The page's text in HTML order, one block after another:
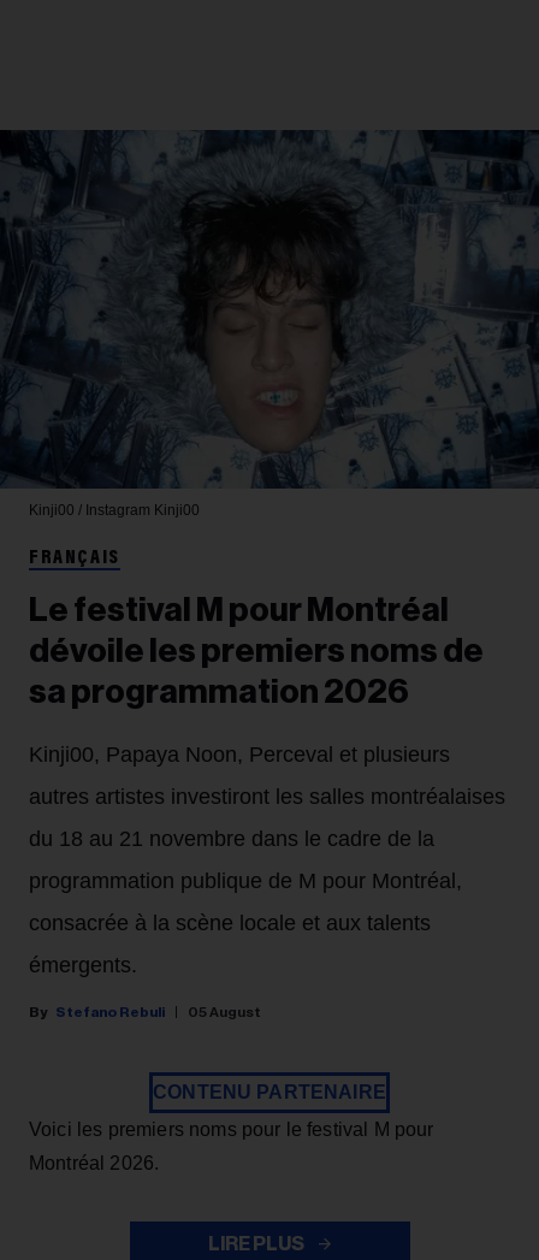
Kinji00 / Instagram Kinji00
FRANÇAIS
Le festival M pour Montréal
dévoile les premiers noms de
sa programmation 2026
Kinji00, Papaya Noon, Perceval et plusieurs
autres artistes investiront les salles montréalaises
du 18 au 21 novembre dans le cadre de la
programmation publique de M pour Montréal,
consacrée à la scène locale et aux talents
émergents.
Stefano Rebuli 05 August
CONTENU PARTENAIRE
Voici les premiers noms pour le festival M pour
Montréal 2026.
LIRE PLUS